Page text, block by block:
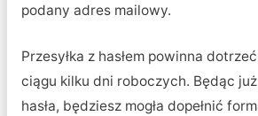
podany adres mailowy.
Przesyłka z hasłem powinna
ciągu kilku dni roboczych. Będąc
hasła, będziesz mogła dopełnić